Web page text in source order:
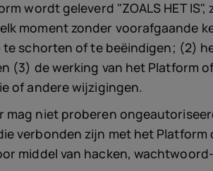
wordt geleverd "ZOALS HET
moment zonder voorafgaande
schorten of te beëindigen; (2)
(3) de werking van het Platform
of andere wijzigingen.
mag niet proberen
verbonden zijn met het
middel van hacken,